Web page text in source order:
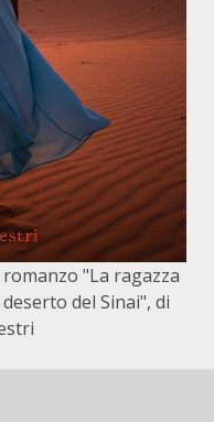
"La ragazza
del Sinai", di